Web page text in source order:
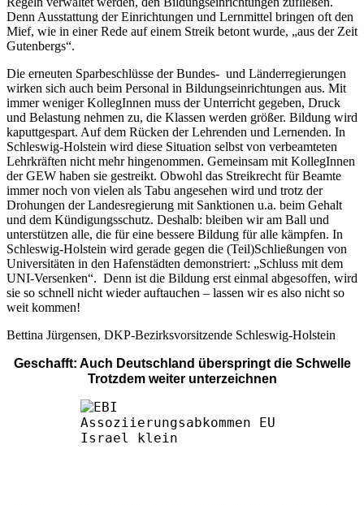
Denn Ausstattung der Einrichtungen und Lernmittel bringen oft den
Mief, wie in einer Rede auf einem Streik betont wurde, „aus der Zeit
Gutenbergs“.
Die erneuten Sparbeschlüsse der Bundes- und Länderregierungen
wirken sich auch beim Personal in Bildungseinrichtungen aus. Mit
immer weniger KollegInnen muss der Unterricht gegeben, Druck
und Belastung nehmen zu, die Klassen werden größer. Bildung wird
kaputtgespart. Auf dem Rücken der Lehrenden und Lernenden. In
Schleswig-Holstein wird diese Situation selbst von verbeamteten
Lehrkräften nicht mehr hingenommen. Gemeinsam mit KollegInnen
der GEW haben sie gestreikt. Obwohl das Streikrecht für Beamte
immer noch von vielen als Tabu angesehen wird und trotz der
Drohungen der Landesregierung mit Sanktionen u.a. beim Gehalt
und dem Kündigungsschutz. Deshalb: bleiben wir am Ball und
unterstützen alle, die für eine bessere Bildung für alle kämpfen. In
Schleswig-Holstein wird gerade gegen die (Teil)Schließungen von
Universitäten in den Hafenstädten demonstriert: „Schluss mit dem
UNI-Versenken“. Denn ist die Bildung erst einmal abgesoffen, wird
sie so schnell nicht wieder auftauchen – lassen wir es also nicht so
weit kommen!
Bettina Jürgensen, DKP-Bezirksvorsitzende Schleswig-Holstein
Geschafft: Auch Deutschland überspringt die Schwelle
Trotzdem weiter unterzeichnen